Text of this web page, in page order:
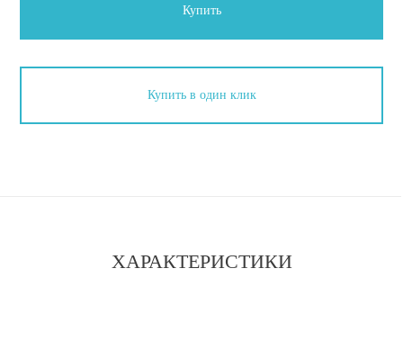
Купить
Купить в один клик
ХАРАКТЕРИСТИКИ